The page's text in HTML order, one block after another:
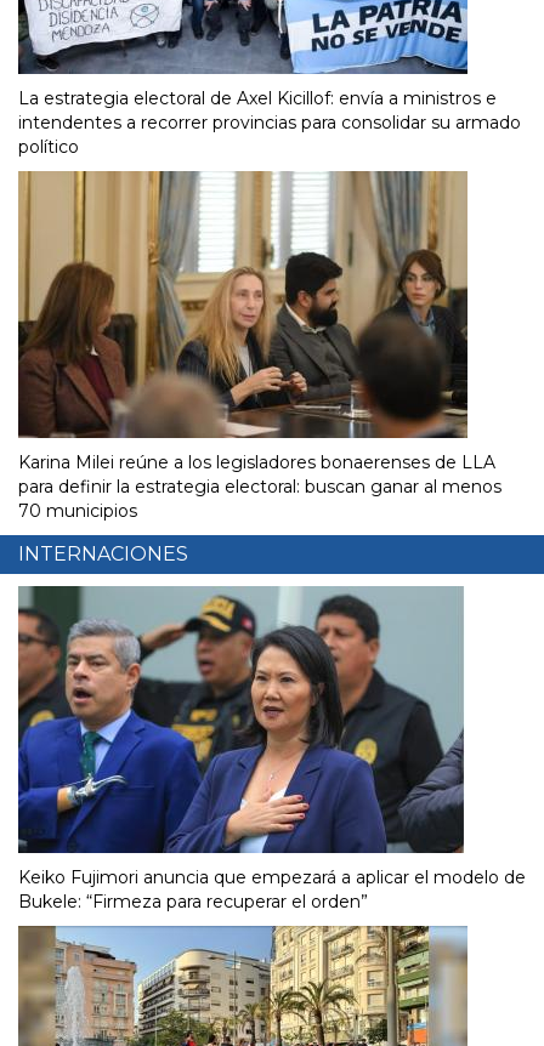
La estrategia electoral de Axel Kicillof: envía a ministros e
intendentes a recorrer provincias para consolidar su armado
político
Karina Milei reúne a los legisladores bonaerenses de LLA
para definir la estrategia electoral: buscan ganar al menos
70 municipios
INTERNACIONES
Keiko Fujimori anuncia que empezará a aplicar el modelo de
Bukele: “Firmeza para recuperar el orden”